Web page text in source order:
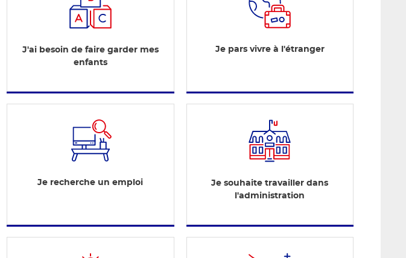
J'ai besoin de faire garder mes
enfants
Je pars vivre à l'étranger
Je recherche un emploi
Je souhaite travailler dans
l'administration